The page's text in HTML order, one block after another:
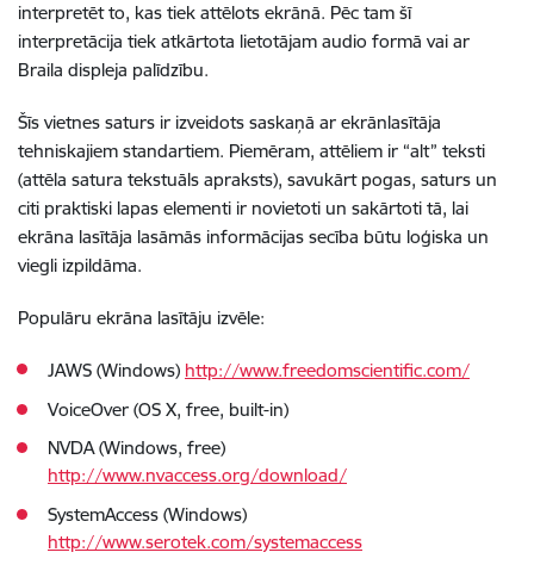
interpretēt to, kas tiek attēlots ekrānā. Pēc tam šī
interpretācija tiek atkārtota lietotājam audio formā vai ar
Braila displeja palīdzību.
Šīs vietnes saturs ir izveidots saskaņā ar ekrānlasītāja
tehniskajiem standartiem. Piemēram, attēliem ir “alt” teksti
(attēla satura tekstuāls apraksts), savukārt pogas, saturs un
citi praktiski lapas elementi ir novietoti un sakārtoti tā, lai
ekrāna lasītāja lasāmās informācijas secība būtu loģiska un
viegli izpildāma.
Populāru ekrāna lasītāju izvēle:
JAWS (Windows) http://www.freedomscientific.com/
VoiceOver (OS X, free, built-in)
NVDA (Windows, free)
http://www.nvaccess.org/download/
SystemAccess (Windows)
http://www.serotek.com/systemaccess